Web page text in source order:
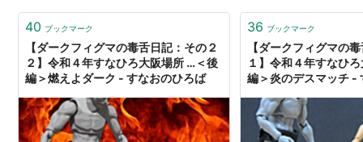
40 ブックマーク
【ダークフィグマの毒舌日記：その２
２】令和４年すなひろ大阪場所 …＜後
編＞燃えよダーク - すなおのひろば
36 ブックマーク
【ダークフィグマの
１】令和４年すなひ
編＞炎のデスマッチ -